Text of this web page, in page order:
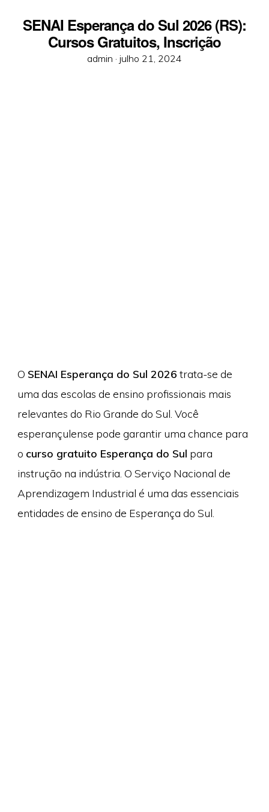
SENAI Esperança do Sul 2026 (RS):
Cursos Gratuitos, Inscrição
admin · Posted
julho 21, 2024
O SENAI Esperança do Sul 2026 trata-se de
uma das escolas de ensino profissionais mais
relevantes do Rio Grande do Sul. Você
esperançulense pode garantir uma chance para
o curso gratuito Esperança do Sul para
instrução na indústria. O Serviço Nacional de
Aprendizagem Industrial é uma das essenciais
entidades de ensino de Esperança do Sul.